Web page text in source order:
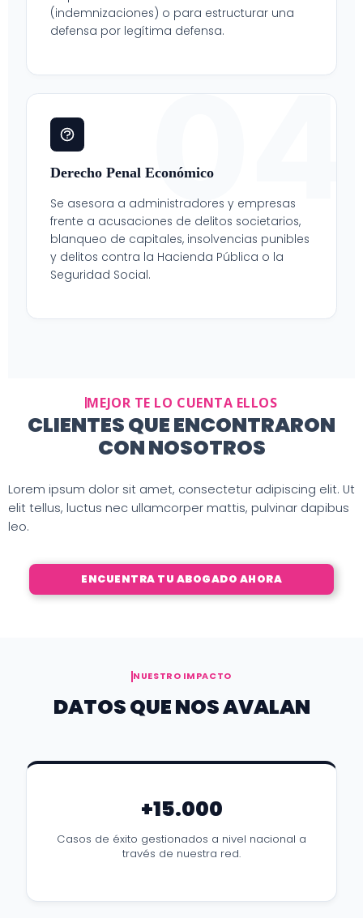
(indemnizaciones) o para estructurar una
defensa por legítima defensa.
04
Derecho Penal Económico
Se asesora a administradores y empresas
frente a acusaciones de delitos societarios,
blanqueo de capitales, insolvencias punibles
y delitos contra la Hacienda Pública o la
Seguridad Social.
MEJOR TE LO CUENTA ELLOS
CLIENTES QUE ENCONTRARON
CON NOSOTROS
Lorem ipsum dolor sit amet, consectetur adipiscing elit. Ut
elit tellus, luctus nec ullamcorper mattis, pulvinar dapibus
leo.
ENCUENTRA TU ABOGADO AHORA
NUESTRO IMPACTO
DATOS QUE NOS AVALAN
+15.000
Casos de éxito gestionados a nivel nacional a
través de nuestra red.